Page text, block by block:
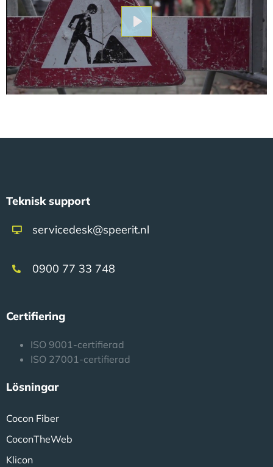
Play
Teknisk support
servicedesk@speerit.nl
0900 77 33 748
Certifiering
ISO 9001-certifierad
ISO 27001-certifierad
Lösningar
Cocon Fiber
CoconTheWeb
Klicon